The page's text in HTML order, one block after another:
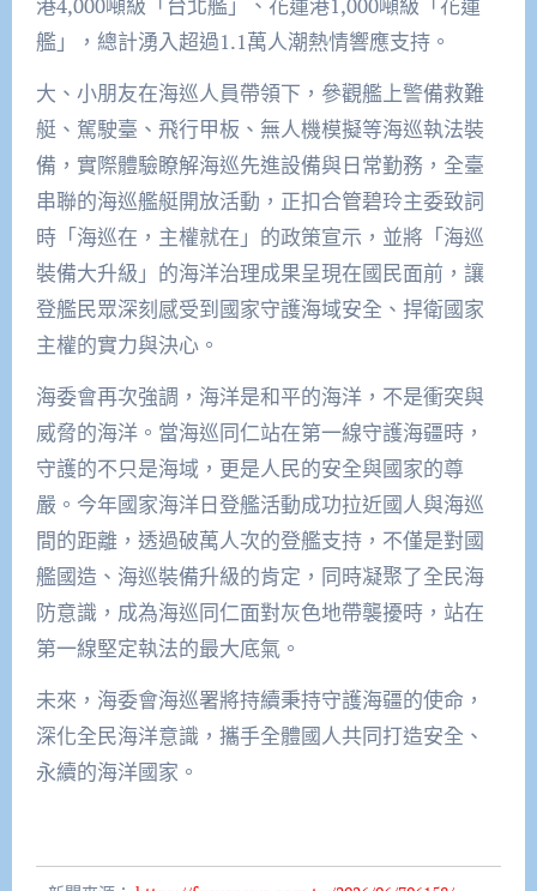
港4,000噸級「台北艦」、花蓮港1,000噸級「花蓮
艦」，總計湧入超過1.1萬人潮熱情響應支持。
大、小朋友在海巡人員帶領下，參觀艦上警備救難
艇、駕駛臺、飛行甲板、無人機模擬等海巡執法裝
備，實際體驗瞭解海巡先進設備與日常勤務，全臺
串聯的海巡艦艇開放活動，正扣合管碧玲主委致詞
時「海巡在，主權就在」的政策宣示，並將「海巡
裝備大升級」的海洋治理成果呈現在國民面前，讓
登艦民眾深刻感受到國家守護海域安全、捍衛國家
主權的實力與決心。
海委會再次強調，海洋是和平的海洋，不是衝突與
威脅的海洋。當海巡同仁站在第一線守護海疆時，
守護的不只是海域，更是人民的安全與國家的尊
嚴。今年國家海洋日登艦活動成功拉近國人與海巡
間的距離，透過破萬人次的登艦支持，不僅是對國
艦國造、海巡裝備升級的肯定，同時凝聚了全民海
防意識，成為海巡同仁面對灰色地帶襲擾時，站在
第一線堅定執法的最大底氣。
未來，海委會海巡署將持續秉持守護海疆的使命，
深化全民海洋意識，攜手全體國人共同打造安全、
永續的海洋國家。